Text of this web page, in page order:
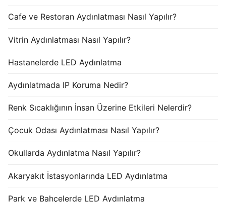
Cafe ve Restoran Aydınlatması Nasıl Yapılır?
Vitrin Aydınlatması Nasıl Yapılır?
Hastanelerde LED Aydınlatma
Aydınlatmada IP Koruma Nedir?
Renk Sıcaklığının İnsan Üzerine Etkileri Nelerdir?
Çocuk Odası Aydınlatması Nasıl Yapılır?
Okullarda Aydınlatma Nasıl Yapılır?
Akaryakıt İstasyonlarında LED Aydınlatma
Park ve Bahçelerde LED Aydınlatma